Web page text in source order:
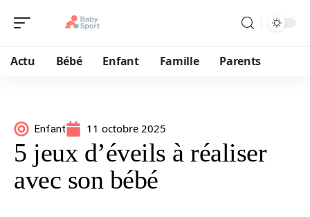
Actu Bébé Enfant Famille Parents
Enfant 11 octobre 2025
5 jeux d’éveils à réaliser
avec son bébé